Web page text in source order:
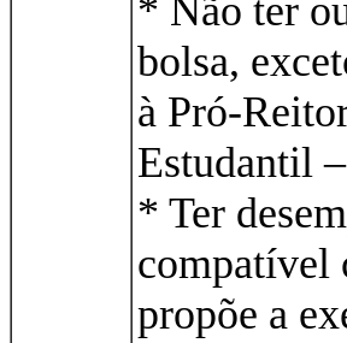
* Não ter
bolsa,
à Pró-
Estudantil
* Ter
compatível
propõe a